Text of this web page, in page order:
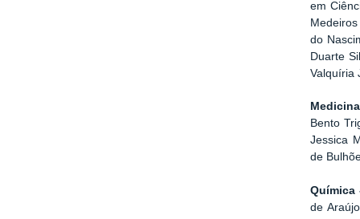
em
do
Duarte
Valquíria
Bento
Jessica
de
Química
de